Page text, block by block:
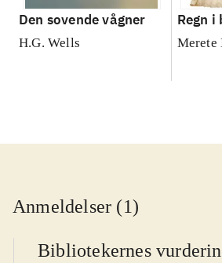
Den sovende vågner
H.G. Wells
Regn i
Merete
Anmeldelser (1)
Bibliotekernes